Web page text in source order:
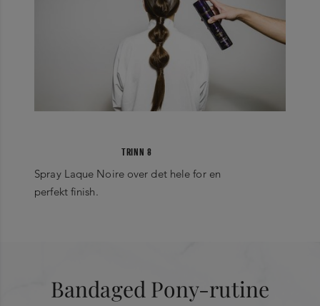
TRINN 8
Spray Laque Noire over det hele for en
perfekt finish.
Bandaged Pony-rutine